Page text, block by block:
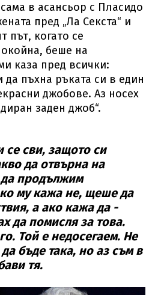
в асансьор с Пласидо
пред „Ла Секста“ и
път, когато се
беше на
каза пред всички:
да пъхна ръката си в един
джобове. Аз носех
заден джоб“.
се сви, защото си
да отвърна на
продължим
му кажа не, щеше да
а ако кажа да -
да помисля за това.
Той е недосегаем. Не
бъде така, но аз съм в
тя.